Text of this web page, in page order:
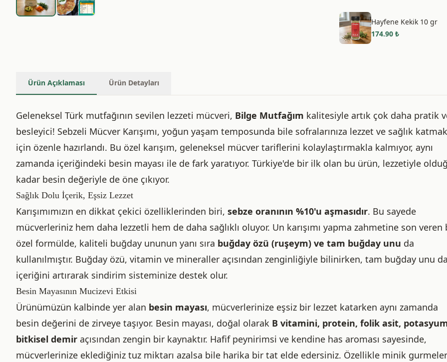
Hayfene Kekik 10 gr
174.90 ₺
Ürün Açıklaması Ürün Detayları
Geleneksel Türk mutfağının sevilen lezzeti mücveri, Bilge Mutfağım kalitesiyle artık çok daha pratik
besleyici! Sebzeli Mücver Karışımı, yoğun yaşam temposunda bile sofralarınıza lezzet ve sağlık katmak
için özenle hazırlandı. Bu özel karışım, geleneksel mücver tariflerini kolaylaştırmakla kalmıyor, aynı
zamanda içeriğindeki besin mayası ile de fark yaratıyor. Türkiye'de bir ilk olan bu ürün, lezzetiyle
kadar besin değeriyle de öne çıkıyor.
Sağlık Dolu İçerik, Eşsiz Lezzet
Karışımımızın en dikkat çekici özelliklerinden biri, sebze oranının %10'u aşmasıdır. Bu sayede
mücverleriniz hem daha lezzetli hem de daha sağlıklı oluyor. Un karışımı yapma zahmetine son veren
özel formülde, kaliteli buğday ununun yanı sıra buğday özü (ruşeym) ve tam buğday unu da
kullanılmıştır. Buğday özü, vitamin ve mineraller açısından zenginliğiyle bilinirken, tam buğday unu
içeriğini artırarak sindirim sisteminize destek olur.
Besin Mayasının Mucizevi Etkisi
Ürünümüzün kalbinde yer alan besin mayası, mücverlerinize eşsiz bir lezzet katarken aynı zamanda
besin değerini de zirveye taşıyor. Besin mayası, doğal olarak B vitamini, protein, folik asit,
bitkisel demir açısından zengin bir kaynaktır. Hafif peynirimsi ve kendine has aroması sayesinde,
mücverlerinize eklediğiniz tuz miktarı azalsa bile harika bir tat elde edersiniz. Özellikle minik